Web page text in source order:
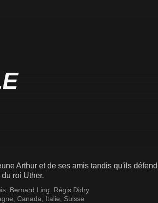
Arthur et de ses amis tandis qu'ils
roi Uther.
Bernard Ling
Régis Didry
Canada Italie Suisse